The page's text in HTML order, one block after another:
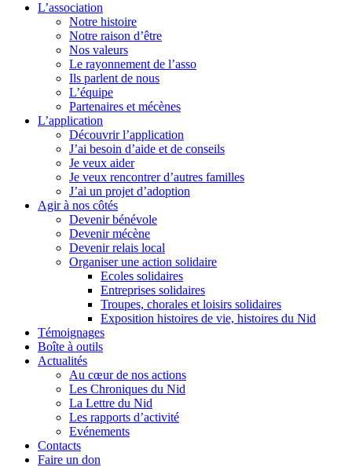
L’association
Notre histoire
Notre raison d’être
Nos valeurs
Le rayonnement de l’asso
Ils parlent de nous
L’équipe
Partenaires et mécènes
L’application
Découvrir l’application
J’ai besoin d’aide et de conseils
Je veux aider
Je veux rencontrer d’autres familles
J’ai un projet d’adoption
Agir à nos côtés
Devenir bénévole
Devenir mécène
Devenir relais local
Organiser une action solidaire
Ecoles solidaires
Entreprises solidaires
Troupes, chorales et loisirs solidaires
Exposition histoires de vie, histoires du Nid
Témoignages
Boîte à outils
Actualités
Au cœur de nos actions
Les Chroniques du Nid
La Lettre du Nid
Les rapports d’activité
Evénements
Contacts
Faire un don